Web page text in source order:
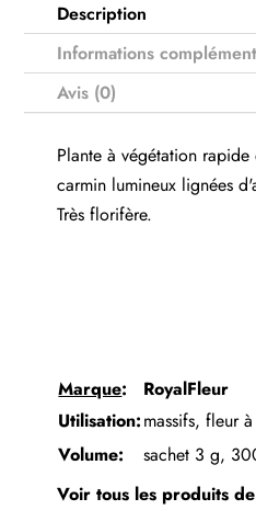
Description
Informations
Avis (0)
Plante à végétation
carmin lumineux lignées
Très florifère.
Marque:
RoyalFleur
Utilisation:massifs, fleur
Volume:
sachet 3 g,
Voir tous les produits